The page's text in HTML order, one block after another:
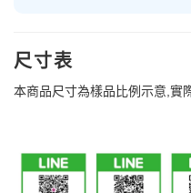
尺寸表
本商品尺寸為樣品比例示意,實